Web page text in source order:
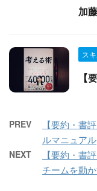
加
ス
【
PREV
【要約・書
ルマニュアル
NEXT
【要約・書
チームを動